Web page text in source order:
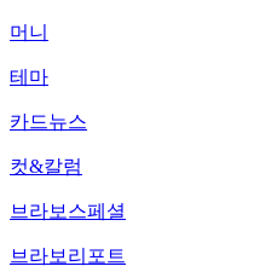
머니
테마
카드뉴스
컷&칼럼
브라보스페셜
브라보리포트